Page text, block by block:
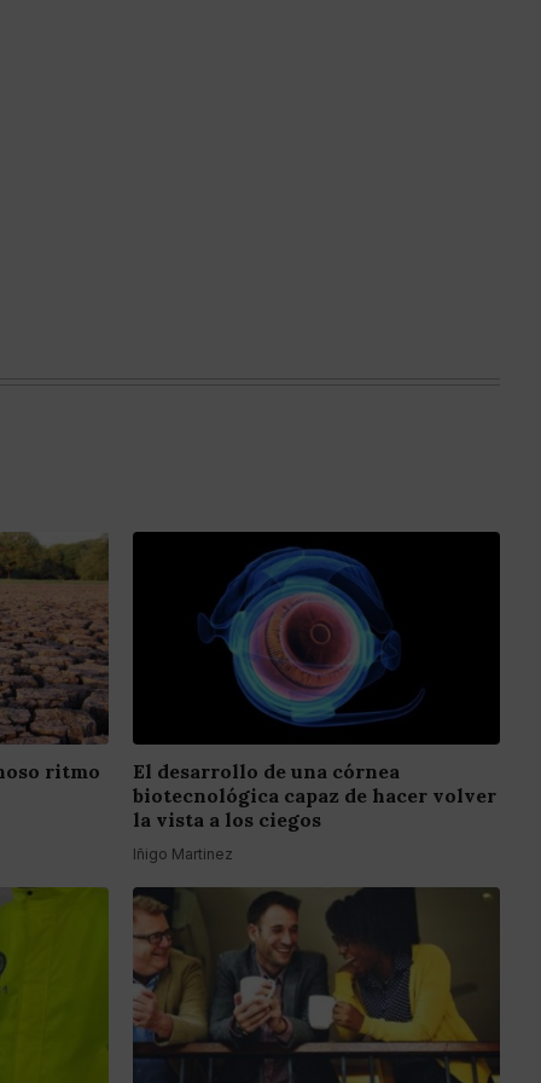
ritmo
El desarrollo de una córnea
biotecnológica capaz de hacer volver
la vista a los ciegos
Iñigo Martinez